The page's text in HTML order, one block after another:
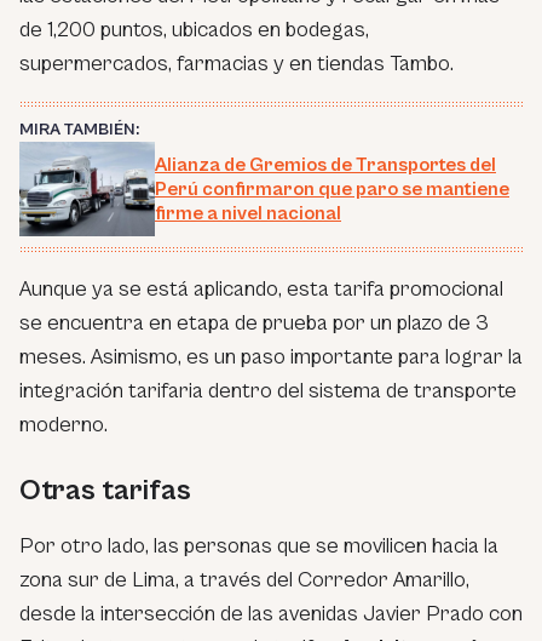
de 1,200 puntos, ubicados en bodegas,
supermercados, farmacias y en tiendas Tambo.
MIRA TAMBIÉN:
Alianza de Gremios de Transportes del
Perú confirmaron que paro se mantiene
firme a nivel nacional
Aunque ya se está aplicando, esta tarifa promocional
se encuentra en etapa de prueba por un plazo de 3
meses. Asimismo, es un paso importante para lograr la
integración tarifaria dentro del sistema de transporte
moderno.
Otras tarifas
Por otro lado, las personas que se movilicen hacia la
zona sur de Lima, a través del Corredor Amarillo,
desde la intersección de las avenidas Javier Prado con